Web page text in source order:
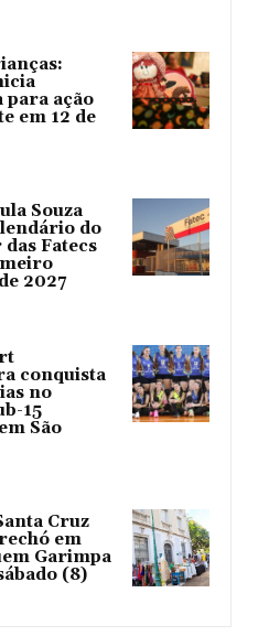
para ação
em 12 de
Souza
do
Fatecs
2027
conquista
no
15
São
Cruz
em
Garimpa
(8)